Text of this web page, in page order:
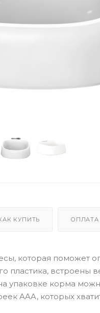
КУПИТЬ ОПЛАТА
которая поможет
пластика, встроены
упаковке корма
AAA, которых